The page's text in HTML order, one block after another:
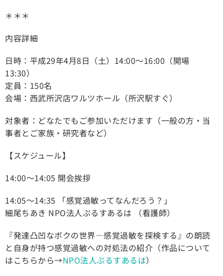
＊＊＊
内容詳細
日時：平成29年4月8日（土）14:00～16:00（開場
13:30）
定員：150名
会場：西武所沢店ワルツホール（所沢駅すぐ）
対象者：どなたでもご参加いただけます（一般の方・当
事者とご家族・研究者など）
【スケジュール】
14:00～14:05 開会挨拶
14:05～14:35 「感覚過敏ってなんだろう？」
細尾ちあき NPO法人ぷるすあるは （看護師）
『発達凸凹なボクの世界―感覚過敏を探検する』の朗読
と自身が持つ感覚過敏への対処法の紹介（作品について
はこちらから→NPO法人ぷるすあるは）